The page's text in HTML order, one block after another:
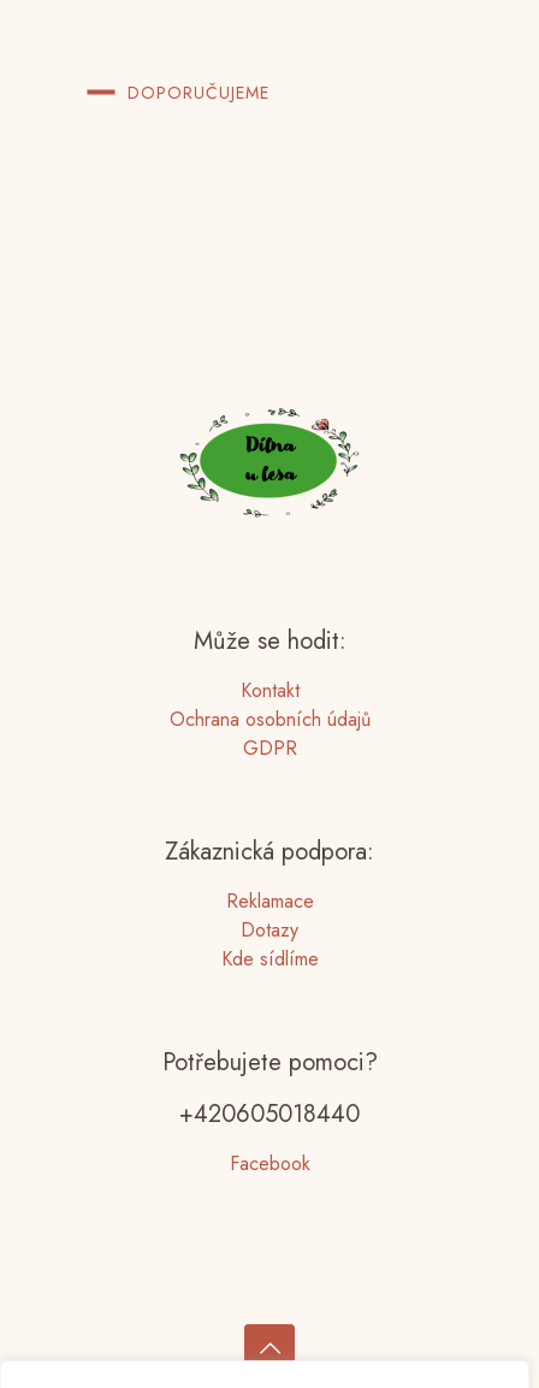
DOPORUČUJEME
Může se hodit:
Kontakt
Ochrana osobních údajů
GDPR
Zákaznická podpora:
Reklamace
Dotazy
Kde sídlíme
Potřebujete pomoci?
+420605018440
Facebook